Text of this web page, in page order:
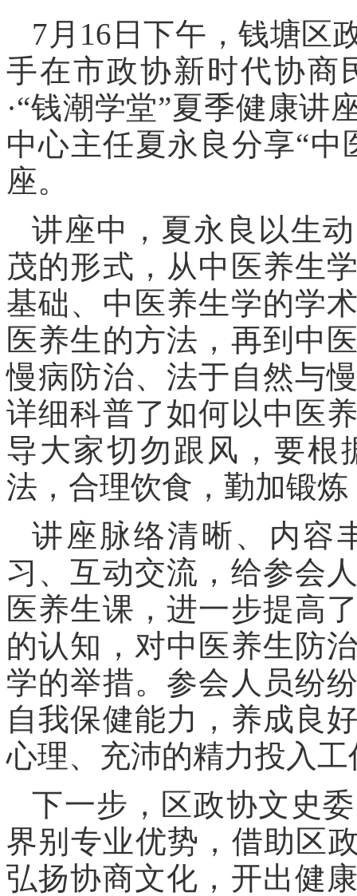
7月16日下午，钱塘区
手在市政协新时代协商
·“钱潮学堂”夏季健康讲
中心主任夏永良分享“
座。
讲座中，夏永良以生
茂的形式，从中医养生
基础、中医养生学的学
医养生的方法，再到中
慢病防治、法于自然与
详细科普了如何以中医
导大家切勿跟风，要根
法，合理饮食，勤加锻
讲座脉络清晰、内容
习、互动交流，给参会
医养生课，进一步提高
的认知，对中医养生防
学的举措。参会人员纷
自我保健能力，养成良
心理、充沛的精力投入工
下一步，区政协文史
界别专业优势，借助区
弘扬协商文化，开出健